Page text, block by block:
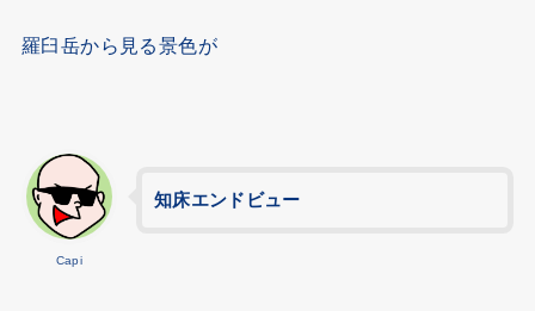
羅臼岳から見る景色が
Capi
知床エンドビュー